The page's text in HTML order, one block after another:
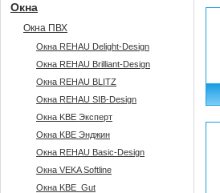
Окна
Окна ПВХ
Окна REHAU Delight-Design
Окна REHAU Brilliant-Design
Окна REHAU BLITZ
Окна REHAU SIB-Design
Окна KBE Эксперт
Окна KBE Энджин
Окна REHAU Basic-Design
Окна VEKA Softline
Окна KBE_Gut